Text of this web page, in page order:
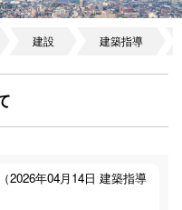
建設 建築指導
（2026年04月14日 建築指導